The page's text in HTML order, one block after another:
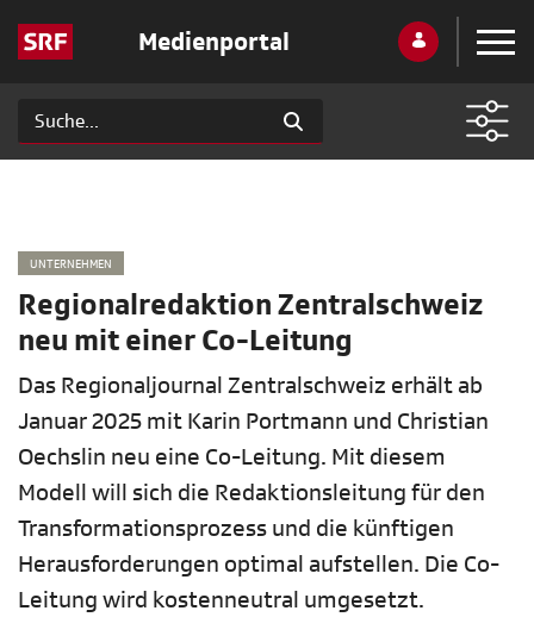
Medienportal
UNTERNEHMEN
Regionalredaktion Zentralschweiz
neu mit einer Co-Leitung
Das Regionaljournal Zentralschweiz erhält ab
Januar 2025 mit Karin Portmann und Christian
Oechslin neu eine Co-Leitung. Mit diesem
Modell will sich die Redaktionsleitung für den
Transformationsprozess und die künftigen
Herausforderungen optimal aufstellen. Die Co-
Leitung wird kostenneutral umgesetzt.